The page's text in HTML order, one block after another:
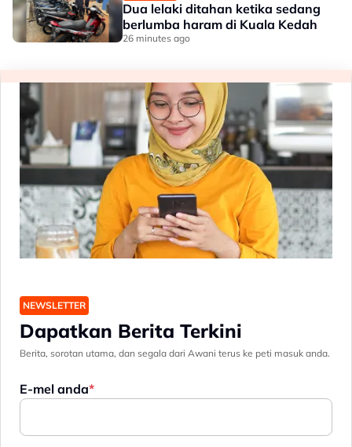
Dua lelaki ditahan ketika sedang
berlumba haram di Kuala Kedah
26 minutes ago
NEWSLETTER
Dapatkan Berita Terkini
Berita, sorotan utama, dan segala dari Awani terus ke peti masuk anda.
E-mel anda